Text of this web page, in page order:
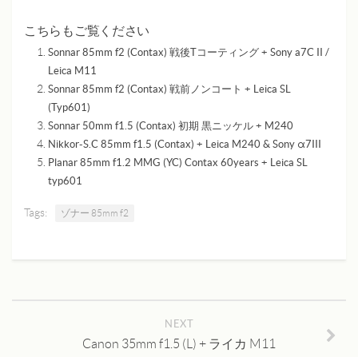
こちらもご覧ください
Sonnar 85mm f2 (Contax) 戦後Tコーティング + Sony a7C II /
Leica M11
Sonnar 85mm f2 (Contax) 戦前ノンコート + Leica SL
(Typ601)
Sonnar 50mm f1.5 (Contax) 初期 黒ニッケル + M240
Nikkor-S.C 85mm f1.5 (Contax) + Leica M240 & Sony α7III
Planar 85mm f1.2 MMG (YC) Contax 60years + Leica SL
typ601
Tags: ゾナー 85mm f2
NEXT
Canon 35mm f1.5 (L) + ライカ M11